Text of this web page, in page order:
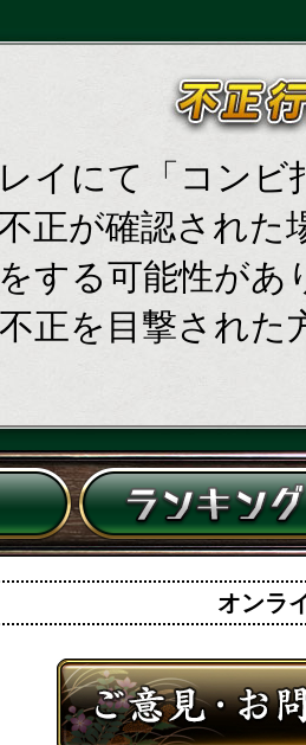
イにて「コン
正が確認され
する可能性があ
正を目撃され
オンラ